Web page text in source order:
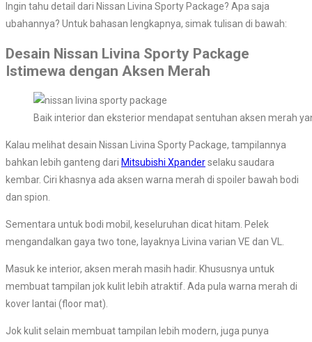
Ingin tahu detail dari Nissan Livina Sporty Package? Apa saja
ubahannya? Untuk bahasan lengkapnya, simak tulisan di bawah:
Desain Nissan Livina Sporty Package
Istimewa dengan Aksen Merah
Baik interior dan eksterior mendapat sentuhan aksen merah
Kalau melihat desain Nissan Livina Sporty Package, tampilannya
bahkan lebih ganteng dari Mitsubishi Xpanderselaku saudara
kembar. Ciri khasnya ada aksen warna merah di spoiler bawah bodi
dan spion.
Sementara untuk bodi mobil, keseluruhan dicat hitam. Pelek
mengandalkan gaya two tone, layaknya Livina varian VE dan VL.
Masuk ke interior, aksen merah masih hadir. Khususnya untuk
membuat tampilan jok kulit lebih atraktif. Ada pula warna merah di
kover lantai (floor mat).
Jok kulit selain membuat tampilan lebih modern, juga punya